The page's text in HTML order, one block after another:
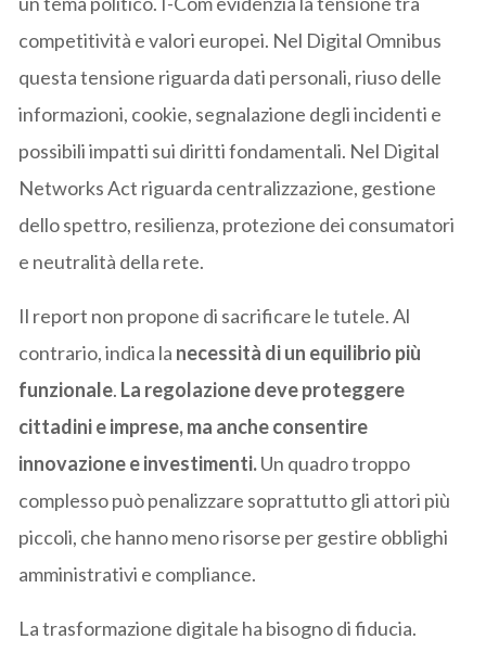
competitività e valori europei. Nel Digital Omnibus
questa tensione riguarda dati personali, riuso delle
informazioni, cookie, segnalazione degli incidenti e
possibili impatti sui diritti fondamentali. Nel Digital
Networks Act riguarda centralizzazione, gestione
dello spettro, resilienza, protezione dei consumatori
e neutralità della rete.
Il report non propone di sacrificare le tutele. Al
contrario, indica la necessità di un equilibrio più
funzionale. La regolazione deve proteggere
cittadini e imprese, ma anche consentire
innovazione e investimenti.Un quadro troppo
complesso può penalizzare soprattutto gli attori più
piccoli, che hanno meno risorse per gestire obblighi
amministrativi e compliance.
La trasformazione digitale ha bisogno di fiducia.